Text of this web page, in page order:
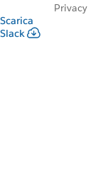
Scarica
Slack
Privacy